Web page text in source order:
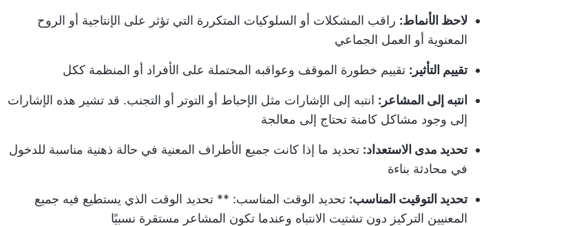
لاحظ الأنماط: راقب المشكلات أو السلوكيات المتكررة التي تؤثر على الإنتاجية أو الروح
المعنوية أو العمل الجماعي
تقييم التأثير: تقييم خطورة الموقف وعواقبه المحتملة على الأفراد أو المنظمة ككل
انتبه إلى المشاعر: انتبه إلى الإشارات مثل الإحباط أو التوتر أو التجنب. قد تشير هذه الإشارات
إلى وجود مشاكل كامنة تحتاج إلى معالجة
تحديد مدى الاستعداد: تحديد ما إذا كانت جميع الأطراف المعنية في حالة ذهنية مناسبة للدخول
في محادثة بناءة
تحديد التوقيت المناسب: تحديد الوقت المناسب: ** تحديد الوقت الذي يستطيع فيه جميع
المعنيين التركيز دون تشتيت الانتباه وعندما تكون المشاعر مستقرة نسبيًا